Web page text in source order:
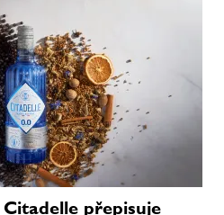
přepisuje